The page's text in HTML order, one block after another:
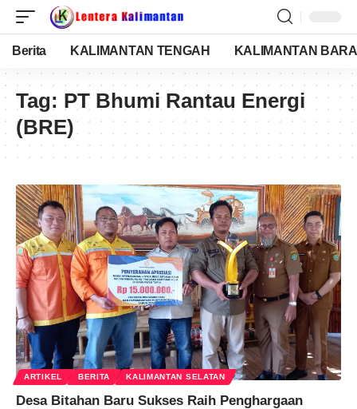
Berita KALIMANTAN TENGAH KALIMANTAN
Tag: PT Bhumi Rantau Energi
(BRE)
ARTIKEL BERITA KALIMANTAN SELATAN
Desa Bitahan Baru Sukses Raih Penghargaan